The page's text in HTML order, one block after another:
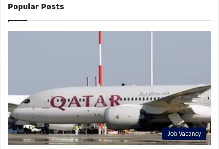
Popular Posts
Job Vacancy